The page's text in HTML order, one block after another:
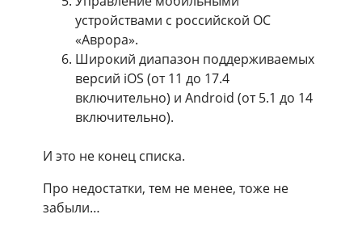
устройствами с российской ОС
«Аврора».
Широкий диапазон поддерживаемых
версий iOS (от 11 до 17.4
включительно) и Android (от 5.1 до 14
включительно).
И это не конец списка.
Про недостатки, тем не менее, тоже не
забыли…